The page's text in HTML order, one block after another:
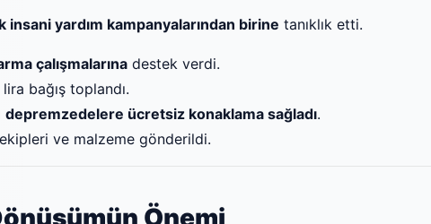
insani yardım kampanyalarından birine tanıklık etti.
çalışmalarına destek verdi.
bağış toplandı.
depremzedelere ücretsiz konaklama sağladı.
ve malzeme gönderildi.
Önemi